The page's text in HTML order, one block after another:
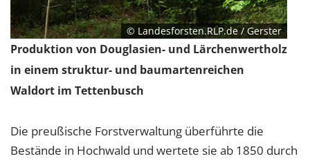
© Landesforsten.RLP.de / Gerster
Produktion von Douglasien- und Lärchenwertholz
in einem struktur- und baumartenreichen
Waldort im Tettenbusch
Die preußische Forstverwaltung überführte die
Bestände in Hochwald und wertete sie ab 1850 durch